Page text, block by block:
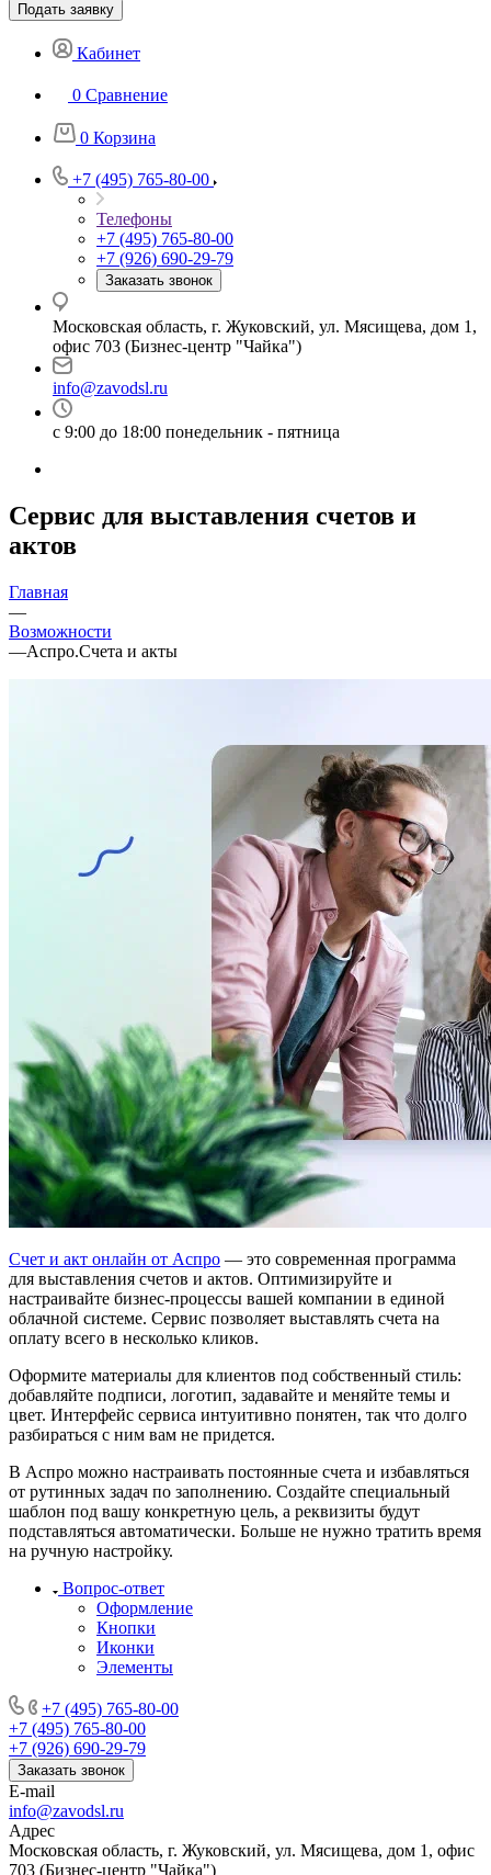
Подать заявку
Кабинет
0 Сравнение
0 Корзина
+7 (495) 765-80-00
Телефоны
+7 (495) 765-80-00
+7 (926) 690-29-79
Заказать звонок
Московская область, г. Жуковский, ул. Мясищева, дом 1,
офис 703 (Бизнес-центр "Чайка")
info@zavodsl.ru
с 9:00 до 18:00 понедельник - пятница
Сервис для выставления счетов и
актов
Главная
—
Возможности
—Аспро.Счета и акты
Счет и акт онлайн от Аспро — это современная программа
для выставления счетов и актов. Оптимизируйте и
настраивайте бизнес-процессы вашей компании в единой
облачной системе. Сервис позволяет выставлять счета на
оплату всего в несколько кликов.
Оформите материалы для клиентов под собственный стиль:
добавляйте подписи, логотип, задавайте и меняйте темы и
цвет. Интерфейс сервиса интуитивно понятен, так что долго
разбираться с ним вам не придется.
В Аспро можно настраивать постоянные счета и избавляться
от рутинных задач по заполнению. Создайте специальный
шаблон под вашу конкретную цель, а реквизиты будут
подставляться автоматически. Больше не нужно тратить время
на ручную настройку.
Вопрос-ответ
Оформление
Кнопки
Иконки
Элементы
+7 (495) 765-80-00
+7 (495) 765-80-00
+7 (926) 690-29-79
Заказать звонок
E-mail
info@zavodsl.ru
Адрес
Московская область, г. Жуковский, ул. Мясищева, дом 1, офис
703 (Бизнес-центр "Чайка")